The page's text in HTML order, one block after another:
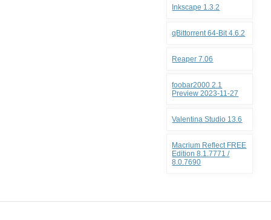
Inkscape 1.3.2
qBittorrent 64-Bit 4.6.2
Reaper 7.06
foobar2000 2.1
Preview 2023-11-27
Valentina Studio 13.6
Macrium Reflect FREE
Edition 8.1.7771 /
8.0.7690